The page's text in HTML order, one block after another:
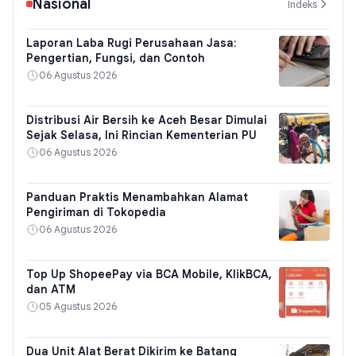
Nasional Indeks
Laporan Laba Rugi Perusahaan Jasa:
Pengertian, Fungsi, dan Contoh
06 Agustus 2026
Distribusi Air Bersih ke Aceh Besar Dimulai
Sejak Selasa, Ini Rincian Kementerian PU
06 Agustus 2026
Panduan Praktis Menambahkan Alamat
Pengiriman di Tokopedia
06 Agustus 2026
Top Up ShopeePay via BCA Mobile, KlikBCA,
dan ATM
05 Agustus 2026
Dua Unit Alat Berat Dikirim ke Batang